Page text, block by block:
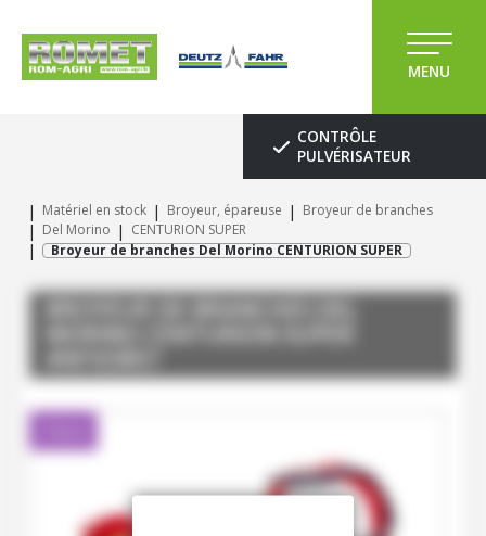
MENU
CONTRÔLE
PULVÉRISATEUR
Matériel en stock Broyeur, épareuse
Broyeur de branches
Del Morino
CENTURION SUPER
Broyeur de branches Del Morino CENTURION SUPER